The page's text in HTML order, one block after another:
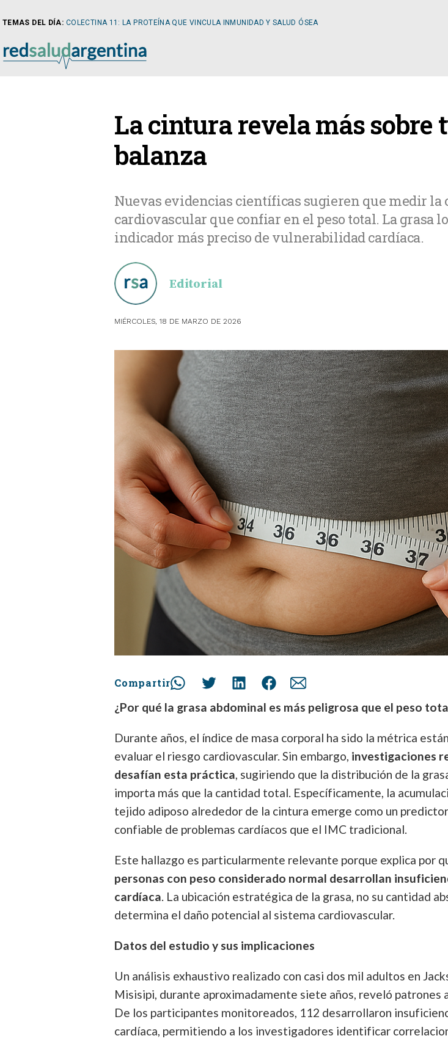
TEMAS DEL DÍA: COLECTINA 11: LA PROTEÍNA QUE VINCULA INMUNIDAD Y SALUD ÓSEA
DIABETOLOGÍA
La cintura revela más sobre
balanza
Nuevas evidencias científicas sugieren que medir la
cardiovascular que confiar en el peso total. La grasa
indicador más preciso de vulnerabilidad cardíaca.
Editorial
MIÉRCOLES, 18 DE MARZO DE 2026
Compartir
¿Por qué la grasa abdominal es más peligrosa que el peso
Durante años, el índice de masa corporal ha sido la métrica
evaluar el riesgo cardiovascular. Sin embargo, investigaciones
desafían esta práctica, sugiriendo que la distribución de la
importa más que la cantidad total. Específicamente, la
tejido adiposo alrededor de la cintura emerge como un
confiable de problemas cardíacos que el IMC tradicional.
Este hallazgo es particularmente relevante porque explica por
personas con peso considerado normal desarrollan
cardíaca. La ubicación estratégica de la grasa, no su cantidad
determina el daño potencial al sistema cardiovascular.
Datos del estudio y sus implicaciones
Un análisis exhaustivo realizado con casi dos mil adultos en
Misisipi, durante aproximadamente siete años, reveló patrones
De los participantes monitoreados, 112 desarrollaron
cardíaca, permitiendo a los investigadores identificar